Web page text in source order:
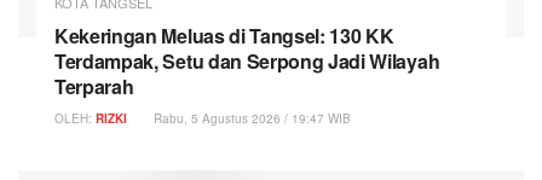
Kekeringan Meluas di Tangsel: 130 KK
Terdampak, Setu dan Serpong Jadi Wilayah
Terparah
OLEH: RIZKI Rabu, 5 Agustus 2026 / 19:47 WIB